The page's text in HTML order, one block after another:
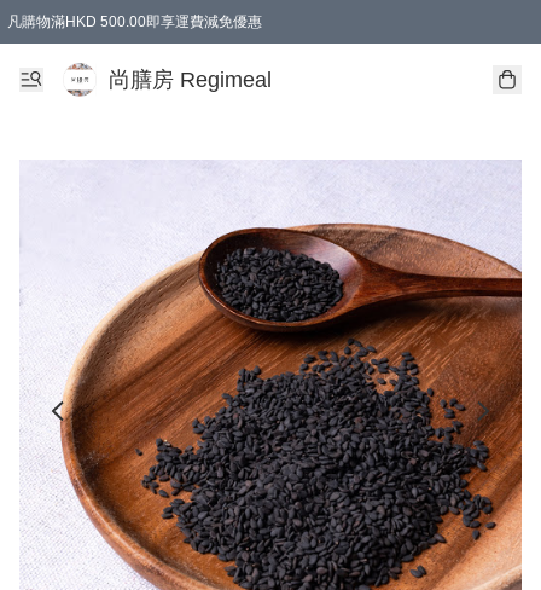
凡購物滿HKD 500.00即享運費減免優惠
尚膳房 Regimeal